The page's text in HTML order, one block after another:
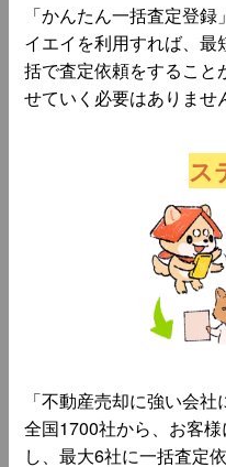
「かんたん一括査定登録」
イエイを利用すれば、
括で査定依頼をすること
せていく必要はありませ
ス
「不動産売却に強い会社
全国1700社から、お客
し、最大6社に一括査定